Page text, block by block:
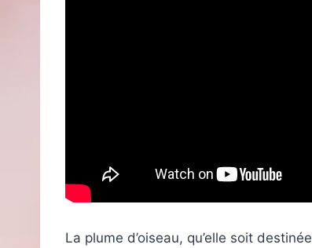
La plume d’oiseau, qu’elle soit